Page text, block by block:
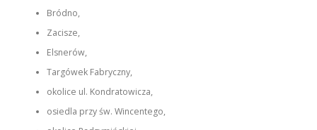
Bródno,
Zacisze,
Elsnerów,
Targówek Fabryczny,
okolice ul. Kondratowicza,
osiedla przy św. Wincentego,